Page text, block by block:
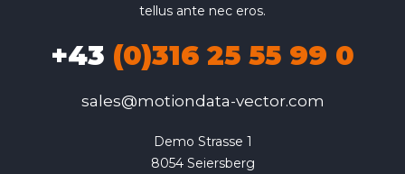
tellus ante nec eros.
+43 (0)316 25 55 99 0
sales@motiondata-vector.com
Demo Strasse 1
8054 Seiersberg